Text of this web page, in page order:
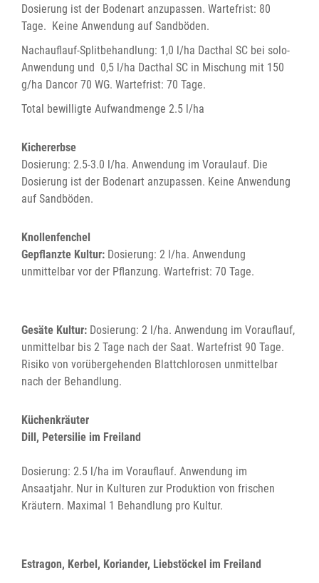
Dosierung ist der Bodenart anzupassen. Wartefrist: 80
Tage. Keine Anwendung auf Sandböden.
Nachauflauf-Splitbehandlung: 1,0 l/ha Dacthal SC bei solo-
Anwendung und 0,5 l/ha Dacthal SC in Mischung mit 150
g/ha Dancor 70 WG. Wartefrist: 70 Tage.
Total bewilligte Aufwandmenge 2.5 l/ha
Kichererbse
Dosierung: 2.5-3.0 l/ha. Anwendung im Voraulauf. Die
Dosierung ist der Bodenart anzupassen. Keine Anwendung
auf Sandböden.
Knollenfenchel
Gepflanzte Kultur: Dosierung: 2 l/ha. Anwendung
unmittelbar vor der Pflanzung. Wartefrist: 70 Tage.
Gesäte Kultur: Dosierung: 2 l/ha. Anwendung im Vorauflauf,
unmittelbar bis 2 Tage nach der Saat. Wartefrist 90 Tage.
Risiko von vorübergehenden Blattchlorosen unmittelbar
nach der Behandlung.
Küchenkräuter
Dill, Petersilie im Freiland
Dosierung: 2.5 l/ha im Vorauflauf. Anwendung im
Ansaatjahr. Nur in Kulturen zur Produktion von frischen
Kräutern. Maximal 1 Behandlung pro Kultur.
Estragon, Kerbel, Koriander, Liebstöckel im Freiland